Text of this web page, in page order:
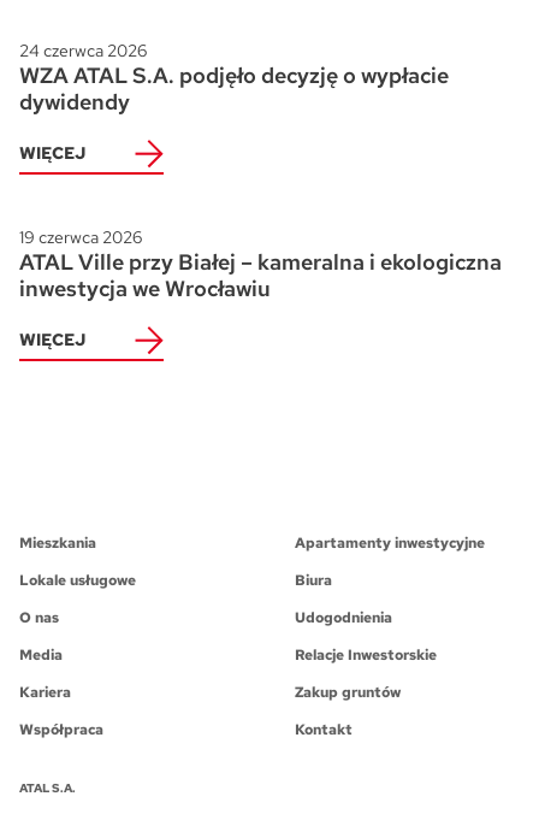
24 czerwca 2026
WZA ATAL S.A. podjęło decyzję o wypłacie
dywidendy
WIĘCEJ
19 czerwca 2026
ATAL Ville przy Białej – kameralna i ekologiczna
inwestycja we Wrocławiu
WIĘCEJ
Mieszkania
Apartamenty inwestycyjne
Lokale usługowe
Biura
O nas
Udogodnienia
Media
Relacje Inwestorskie
Kariera
Zakup gruntów
Współpraca
Kontakt
ATAL S.A.